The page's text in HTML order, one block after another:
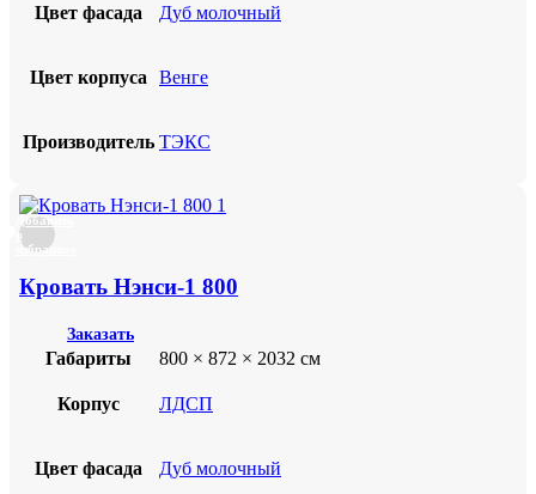
Цвет фасада Дуб молочный
Цвет корпуса Венге
Производитель ТЭКС
Добавить
в
избранное
Кровать Нэнси-1 800
Заказать
Габариты 800 × 872 × 2032 см
Корпус ЛДСП
Цвет фасада Дуб молочный